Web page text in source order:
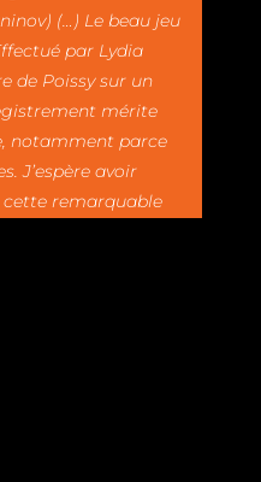
(…) Le beau jeu
par Lydia
de Poissy sur un
mérite
notamment parce
J’espère avoir
cette remarquable